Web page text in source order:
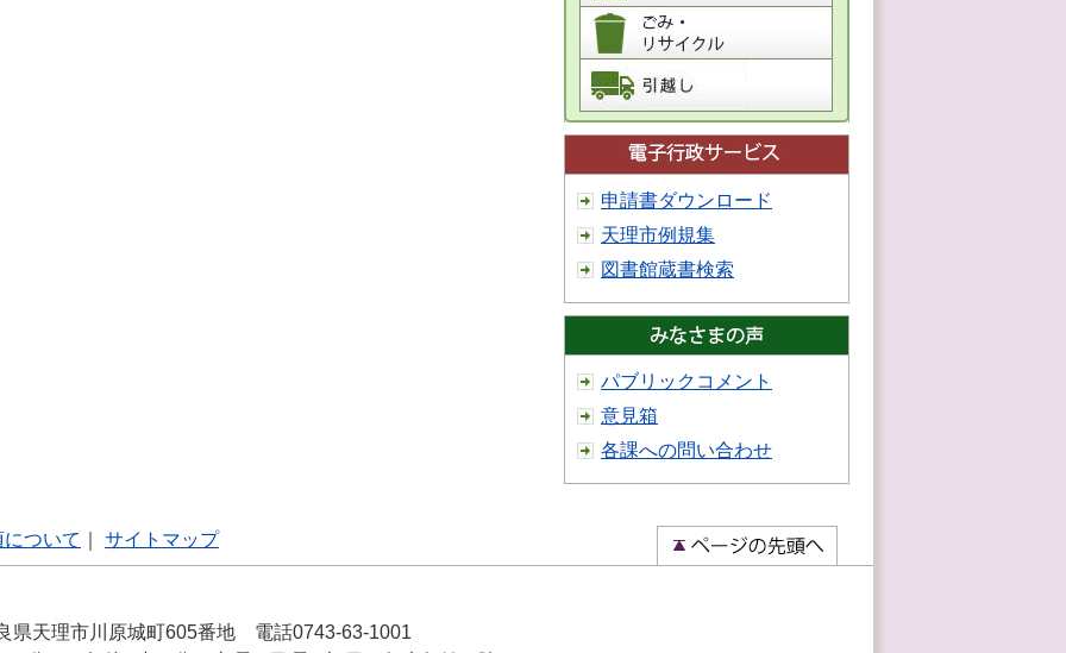
申請書ダウンロード
天理市例規集
図書館蔵書検索
パブリックコメント
意見箱
各課への問い合わせ
ついて サイトマップ
天理市川原城町605番地 電話0743-63-1001